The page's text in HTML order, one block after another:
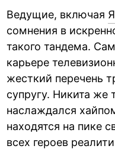
Ведущие, включая
сомнения в
такого тандема.
карьере
жесткий перечень
супругу. Никита же
наслаждался
находятся на пике
всех героев